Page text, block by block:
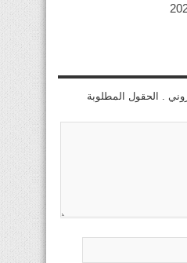
. الحقول المطلوبة